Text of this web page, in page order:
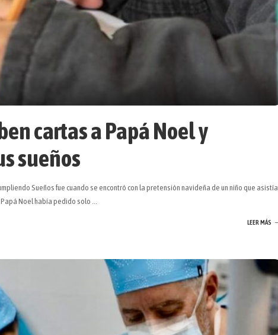
cartas a Papá Noel y
sueños
Sueños fue cuando se encontró con la pretensión navideña de un niño que asistía
Papá Noel había pedido solo ...
LEER MÁS